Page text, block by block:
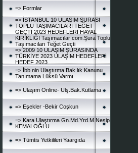
=> Formlar
=> İSTANBUL 10 ULAŞIM ŞURASI
TOPLU TAŞIMACILARI TEĞET
GEÇTİ 2023 HEDEFLERİ HAYAL
KIRIKLIĞI Taşımacılar com.Şura Toplu
Taşımacıları Teğet Geçti
=> 2009 10 ULAŞIM ŞURASINDA
TÜRKİYE 2023 ULAŞIM HEDEFLERİ
HEDEF 2023
=> İbb nin Ulaştırma Bak lık Kanunu
Tanımama Lüksü Varmı
=> Ulaşım Online- Ulş.Bak.Kutlama
=> Eşekler -Bekir Coşkun
=> Kara Ulaştırma Gn.Md.Yrd.M.Nesip
KEMALOĞLU
=> Tümtis Yetkilileri Yaargıda